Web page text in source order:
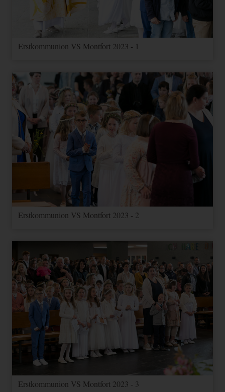
Erstkommunion VS Montfort 2023 - 1
Erstkommunion VS Montfort 2023 - 2
Erstkommunion VS Montfort 2023 - 3